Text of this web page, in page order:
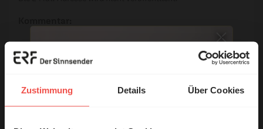
Zustimmung Details Über Cookies
Meinen Kommentar nicht öffentlich teilen.